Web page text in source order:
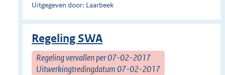
Uitgegeven door: Laarbeek
Regeling SWA
Regeling vervallen per 07-02-2017
Uitwerkingtredingdatum 07-02-2017